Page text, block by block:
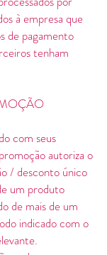
à empresa que
de pagamento
tenham
com seus
autoriza o
/ desconto único
um produto
de mais de um
indicado com o